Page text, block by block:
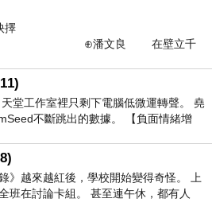
在壁立千
堂工作室裡只剩下電腦低微運轉聲。 堯
不斷跳出的數據。 【負面情緒增
》越來越紅後，學校開始變得奇怪。 上
班在討論卡組。 甚至連午休，都有人